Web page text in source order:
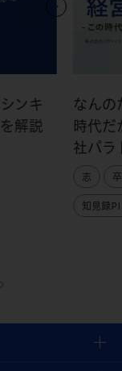
ンキ
解説
なんの
時代だ
社パラ
志
知見録